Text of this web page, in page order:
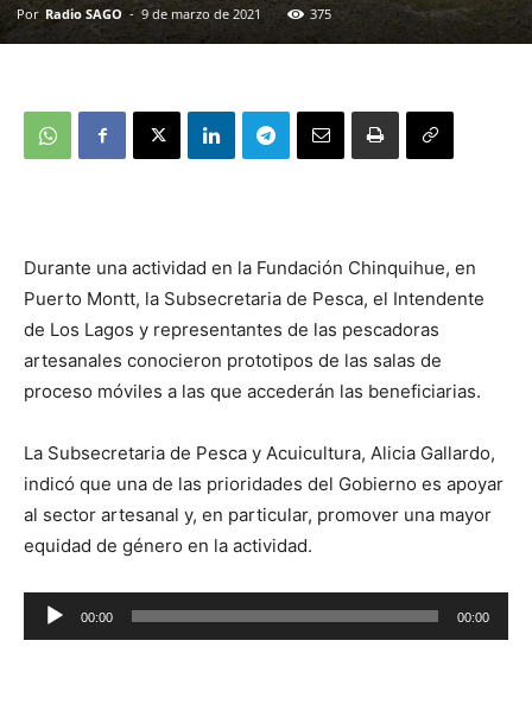
Por Radio SAGO - 9 de marzo de 2021 375
Durante una actividad en la Fundación Chinquihue, en
Puerto Montt, la Subsecretaria de Pesca, el Intendente
de Los Lagos y representantes de las pescadoras
artesanales conocieron prototipos de las salas de
proceso móviles a las que accederán las beneficiarias.
La Subsecretaria de Pesca y Acuicultura, Alicia Gallardo,
indicó que una de las prioridades del Gobierno es apoyar
al sector artesanal y, en particular, promover una mayor
equidad de género en la actividad.
Reproductor
de
00:00 00:00